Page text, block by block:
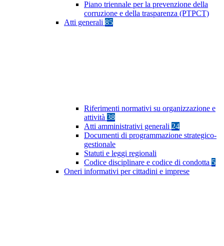
Piano triennale per la prevenzione della
corruzione e della trasparenza (PTPCT)
Atti generali 85
Riferimenti normativi su organizzazione e
attività 38
Atti amministrativi generali 24
Documenti di programmazione strategico-
gestionale
Statuti e leggi regionali
Codice disciplinare e codice di condotta 5
Oneri informativi per cittadini e imprese